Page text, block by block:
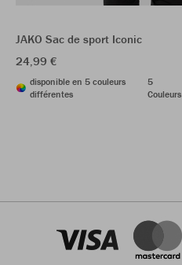
JAKO Sac de sport Iconic
24,99 €
disponible en 5 couleurs
différentes
5
Couleurs